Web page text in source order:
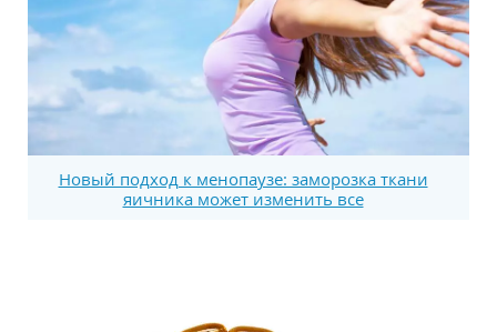
Новый подход к менопаузе: заморозка ткани
яичника может изменить все